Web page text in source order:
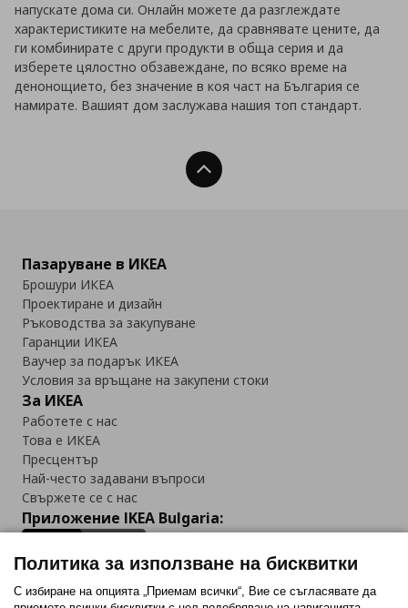
напускате дома си. Онлайн можете да разглеждате
характеристиките на мебелите, да сравнявате цените, да
ги комбинирате с други продукти в обща серия и да
изберете цялостно обзавеждане, по всяко време на
денонощието, без значение в коя част на България се
намирате. Вашият дом заслужава нашия топ стандарт.
Нагоре
Пазаруване в ИКЕА
Брошури ИКЕА
Проектиране и дизайн
Ръководства за закупуване
Гаранции ИКЕА
Ваучер за подарък ИКЕА
Условия за връщане на закупени стоки
За ИКЕА
Работете с нас
Това е ИКЕА
Пресцентър
Най-често задавани въпроси
Свържете се с нас
Приложение IKEA Bulgaria:
Политика за използване на бисквитки
С избиране на опцията „Приемам всички“, Вие се съгласявате да